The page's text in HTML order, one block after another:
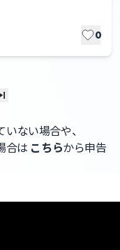
0
ない場合や、
合は こちらから申告